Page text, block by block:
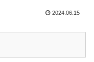
2024.06.15